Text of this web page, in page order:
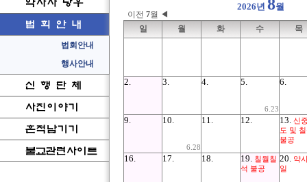
이전 7월 ◀
2026년 8월
일 월 화 수 목
2. 3. 4. 5.
6.23
6.
9. 10.
6.28
11. 12. 13. 신
도 및
불공
16. 17. 18. 19. 칠월칠
석 불공
20. 약
일